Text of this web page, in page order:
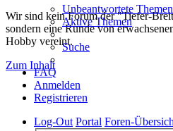
Wir sind kein Forum der "Tiefer-
sondern eine Runde von
Hobby vereint.
Zum Inhalt
Unbeantwortete Themen
Aktive Themen
Suche
FAQ
Anmelden
Registrieren
Log-Out Portal Foren-